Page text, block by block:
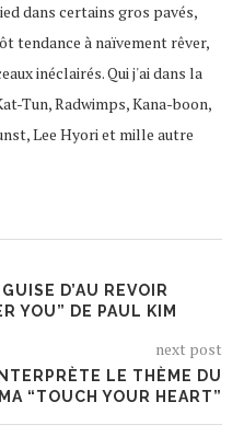
dans certains gros pavés,
tendance à naïvement rêver,
inéclairés. Qui j'ai dans la
Tun, Radwimps, Kana-boon,
Lee Hyori et mille autre
D’AU REVOIR
YOU” DE PAUL KIM
next post
LE THÈME DU
“TOUCH YOUR HEART”